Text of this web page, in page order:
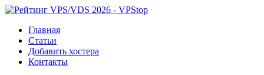
Главная
Статьи
Добавить хостера
Контакты